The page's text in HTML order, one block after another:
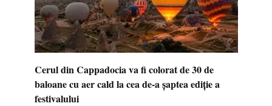
Cerul din Cappadocia va fi colorat de 30 de
baloane cu aer cald la cea de-a șaptea ediție a
festivalului